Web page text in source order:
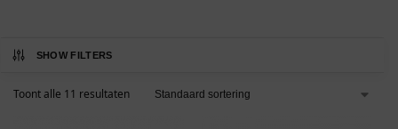
SHOW FILTERS
Toont alle 11 resultaten